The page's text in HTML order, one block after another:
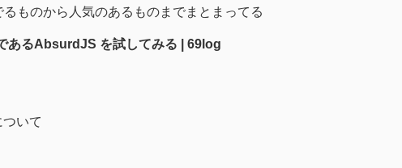
ものから人気のあるものまでまとまってる
るAbsurdJS を試してみる | 69log
ついて